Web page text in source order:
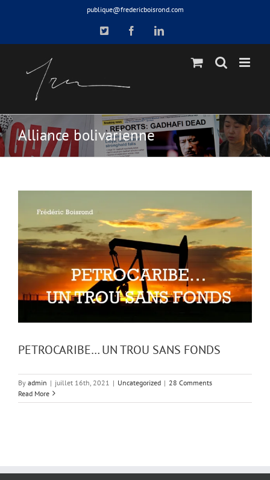
publique@fredericboisrond.com
X FacebookLinkedIn
Alliance bolivarienne
PETROCARIBE… UN TROU SANS FONDS
By admin | juillet 16th, 2021 | Uncategorized | 28 Comments
Read More